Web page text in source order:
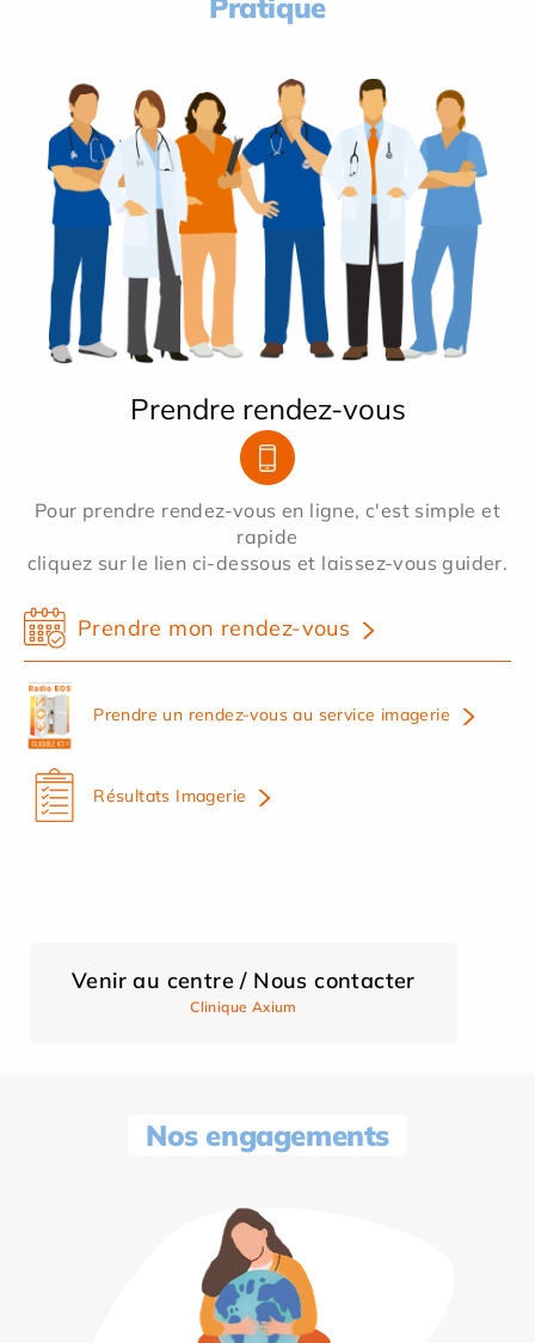
Pratique
Prendre rendez-vous
Pour prendre rendez-vous en ligne, c'est simple et
rapide
cliquez sur le lien ci-dessous et laissez-vous guider.
Prendre mon rendez-vous
Prendre un rendez-vous au service imagerie
Résultats Imagerie
Venir au centre / Nous contacter
Clinique Axium
Nos engagements